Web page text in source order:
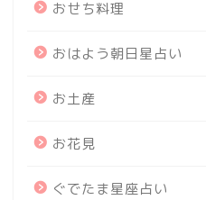
おせち料理
おはよう朝日星占い
お土産
お花見
ぐでたま星座占い